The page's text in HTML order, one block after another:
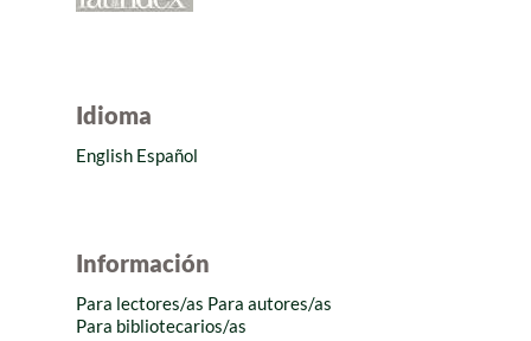
Idioma
English Español
Información
Para lectores/as Para autores/as
Para bibliotecarios/as